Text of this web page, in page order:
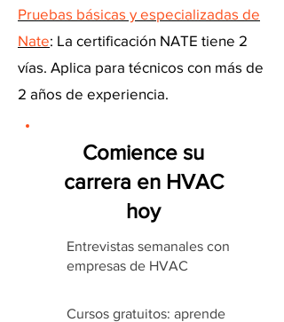
Pruebas básicas y especializadas de
Nate: La certificación NATE tiene 2
vías. Aplica para técnicos con más de
2 años de experiencia.
Comience su
carrera en HVAC
hoy
Entrevistas semanales con
empresas de HVAC
Cursos gratuitos: aprende